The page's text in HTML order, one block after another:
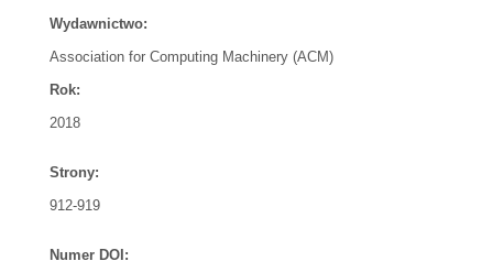
Wydawnictwo:
Association for Computing Machinery (ACM)
Rok:
2018
Strony:
912-919
Numer DOI: